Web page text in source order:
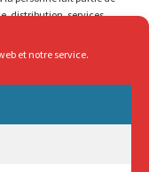
et notre service.
distribution, services.
Au service de ... mais